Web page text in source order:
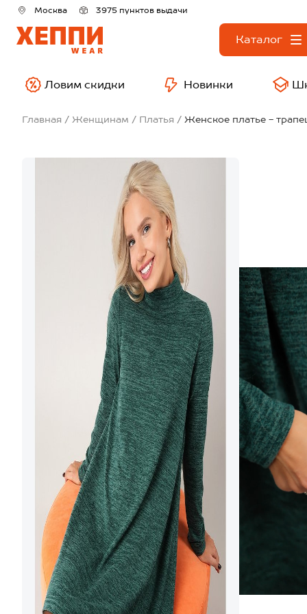
Москва 3975 пунктов выдачи
Каталог
Ловим скидки Новинки
Главная Женщинам Платья Женское платье -